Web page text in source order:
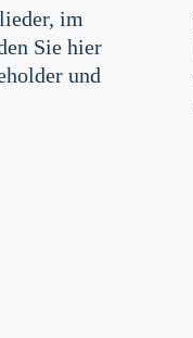
im
Sie hier
und